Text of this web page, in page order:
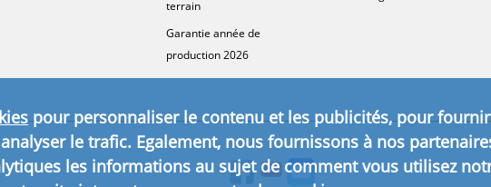
terrain
Garantie année de
production 2026
pour personnaliser le contenu et les publicités, pour
le trafic. Egalement, nous fournissons à nos
les informations au sujet de comment vous utilisez